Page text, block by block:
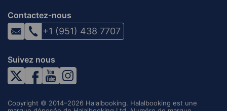
Contactez-nous
+1 (951) 438 7707
Suivez nous
Copyright © 2014–2026 Halalbooking. Halalbooking est une